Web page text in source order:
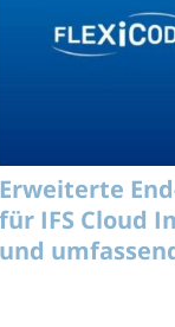
Erweiterte
für IFS Cloud
und